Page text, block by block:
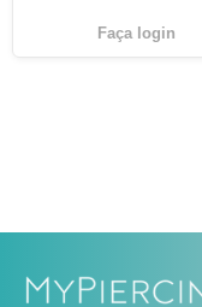
Faça login